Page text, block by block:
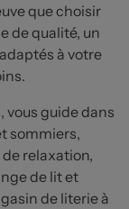
que choisir
de qualité, un
à votre
vous guide dans
sommiers,
relaxation,
de lit et
de literie à